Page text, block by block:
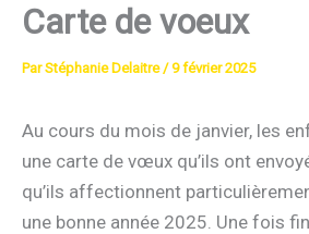
Carte de voeux
ParStéphanie Delaitre/9 février 2025
Au cours du mois de janvier, les
une carte de vœux qu’ils ont
qu’ils affectionnent
une bonne année 2025. Une fois